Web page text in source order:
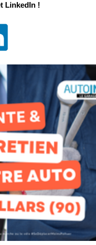
LinkedIn !